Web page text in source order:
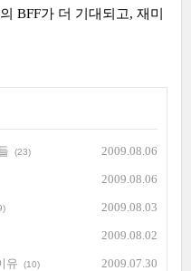
BFF가 더 기대되고, 재미
(23) 2009.08.06
2009.08.06
2009.08.03
2009.08.02
유 (10) 2009.07.30